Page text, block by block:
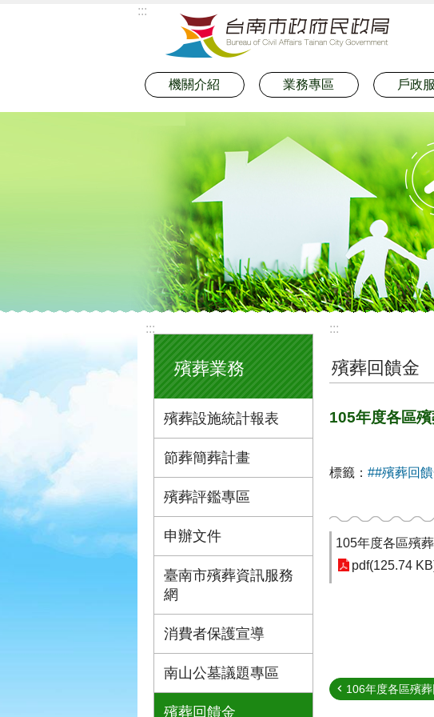
:::
機關介紹 業務專區 戶政
:::
殯葬業務
殯葬設施統計報表
節葬簡葬計畫
殯葬評鑑專區
申辦文件
臺南市殯葬資訊服務
網
消費者保護宣導
南山公墓議題專區
殯葬回饋金
:::
殯葬回饋金
105年度各區
標籤： ##殯葬回
105年度各區殯
pdf(125.74
106年度各區殯